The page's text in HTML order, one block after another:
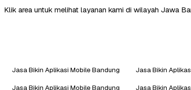
Klik area untuk melihat layanan kami di wilayah Jawa
Jasa Bikin Aplikasi Mobile Bandung Jasa Bikin
Jasa Bikin Aplikasi Mobile Bandung
Jasa Bikin